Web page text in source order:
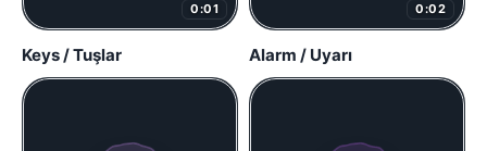
0:01
Keys / Tuşlar
0:02
Alarm / Uyarı